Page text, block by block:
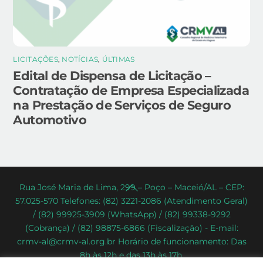
LICITAÇÕES, NOTÍCIAS, ÚLTIMAS
Edital de Dispensa de Licitação –
Contratação de Empresa Especializada
na Prestação de Serviços de Seguro
Automotivo
Back
To
Top
Rua José Maria de Lima, 299 – Poço – Maceió/AL – CEP:
57.025-570 Telefones: (82) 3221-2086 (Atendimento Geral)
/ (82) 99925-3909 (WhatsApp) / (82) 99338-9292
(Cobrança) / (82) 98875-6866 (Fiscalização) - E-mail:
crmv-al@crmv-al.org.br Horário de funcionamento: Das
8h às 12h e das 13h às 17h.